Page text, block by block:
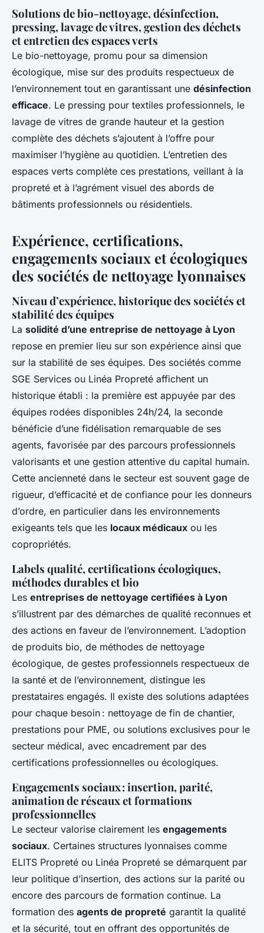
Solutions de bio-nettoyage, désinfection,
pressing, lavage de vitres, gestion des déchets
et entretien des espaces verts
Le bio-nettoyage, promu pour sa dimension
écologique, mise sur des produits respectueux de
l’environnement tout en garantissant une désinfection
efficace. Le pressing pour textiles professionnels, le
lavage de vitres de grande hauteur et la gestion
complète des déchets s’ajoutent à l’offre pour
maximiser l’hygiène au quotidien. L’entretien des
espaces verts complète ces prestations, veillant à la
propreté et à l’agrément visuel des abords de
bâtiments professionnels ou résidentiels.
Expérience, certifications,
engagements sociaux et écologiques
des sociétés de nettoyage lyonnaises
Niveau d’expérience, historique des sociétés et
stabilité des équipes
La solidité d’une entreprise de nettoyage à Lyon
repose en premier lieu sur son expérience ainsi que
sur la stabilité de ses équipes. Des sociétés comme
SGE Services ou Linéa Propreté affichent un
historique établi : la première est appuyée par des
équipes rodées disponibles 24h/24, la seconde
bénéficie d’une fidélisation remarquable de ses
agents, favorisée par des parcours professionnels
valorisants et une gestion attentive du capital humain.
Cette ancienneté dans le secteur est souvent gage de
rigueur, d’efficacité et de confiance pour les donneurs
d’ordre, en particulier dans les environnements
exigeants tels que les locaux médicaux ou les
copropriétés.
Labels qualité, certifications écologiques,
méthodes durables et bio
Les entreprises de nettoyage certifiées à Lyon
s’illustrent par des démarches de qualité reconnues et
des actions en faveur de l’environnement. L’adoption
de produits bio, de méthodes de nettoyage
écologique, de gestes professionnels respectueux de
la santé et de l’environnement, distingue les
prestataires engagés. Il existe des solutions adaptées
pour chaque besoin : nettoyage de fin de chantier,
prestations pour PME, ou solutions exclusives pour le
secteur médical, avec encadrement par des
certifications professionnelles ou écologiques.
Engagements sociaux : insertion, parité,
animation de réseaux et formations
professionnelles
Le secteur valorise clairement les engagements
sociaux. Certaines structures lyonnaises comme
ELITS Propreté ou Linéa Propreté se démarquent par
leur politique d’insertion, des actions sur la parité ou
encore des parcours de formation continue. La
formation des agents de propreté garantit la qualité
et la sécurité, tout en offrant des opportunités de